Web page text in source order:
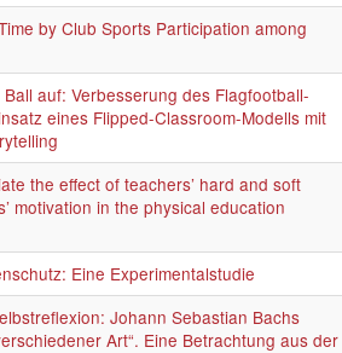
by Club Sports Participation among
auf: Verbesserung des Flagfootball-
eines Flipped-Classroom-Modells mit
the effect of teachers’ hard and soft
motivation in the physical education
Eine Experimentalstudie
Johann Sebastian Bachs
Art“. Eine Betrachtung aus der